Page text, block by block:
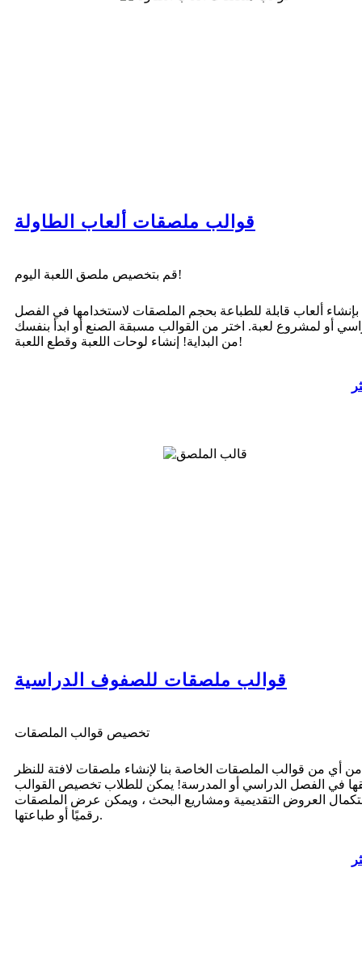
قوالب ملصقات ألعاب الطاولة
قم بتخصيص ملصق اللعبة اليوم!
ألعاب قابلة للطباعة بحجم الملصقات لاستخدامها في الفصل
أو لمشروع لعبة. اختر من القوالب مسبقة الصنع أو ابدأ بنفسك
من البداية! إنشاء لوحات اللعبة وقطع اللعبة!
قوالب ملصقات للصفوف الدراسية
تخصيص قوالب الملصقات
أي من قوالب الملصقات الخاصة بنا لإنشاء ملصقات لافتة للنظر
في الفصل الدراسي أو المدرسة! يمكن للطلاب تخصيص القوالب
العروض التقديمية ومشاريع البحث ، ويمكن عرض الملصقات
رقميًا أو طباعتها.